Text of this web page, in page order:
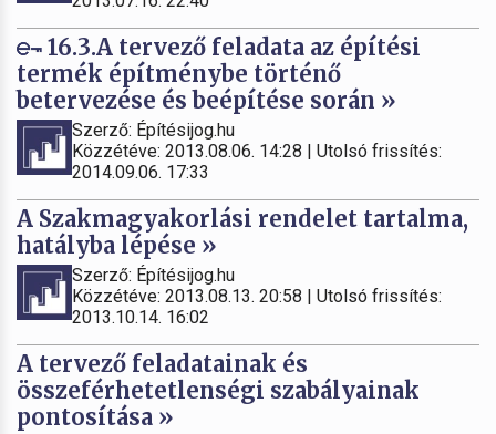
16.3.A tervező feladata az építési
termék építménybe történő
betervezése és beépítése során »
Szerző: Építésijog.hu
Közzétéve: 2013.08.06. 14:28 | Utolsó frissítés:
2014.09.06. 17:33
A Szakmagyakorlási rendelet tartalma,
hatályba lépése »
Szerző: Építésijog.hu
Közzétéve: 2013.08.13. 20:58 | Utolsó frissítés:
2013.10.14. 16:02
A tervező feladatainak és
összeférhetetlenségi szabályainak
pontosítása »